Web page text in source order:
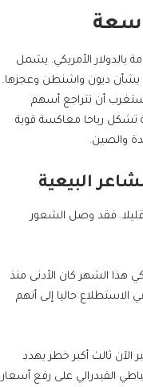
بالدولار الأمريكي. يشمل
بشأن ديون واشنطن وعجزها.
أن تتراجع أسهم
تشكل رياحا معاكسة قوية
والصين.
البيعية
قليلا. فقد وصل الشعور
هذا الشهر كان الأدنى منذ
المشاركين في الاستطلاع حاليا إلى أنهم
الآن ثالث أكبر خطر يهدد
الفيدرالي على رفع أسعار